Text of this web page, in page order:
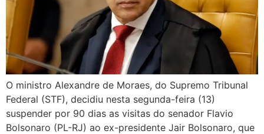
O ministro Alexandre de Moraes, do Supremo Tribunal
Federal (STF), decidiu nesta segunda-feira (13)
suspender por 90 dias as visitas do senador Flavio
Bolsonaro (PL-RJ) ao ex-presidente Jair Bolsonaro, que